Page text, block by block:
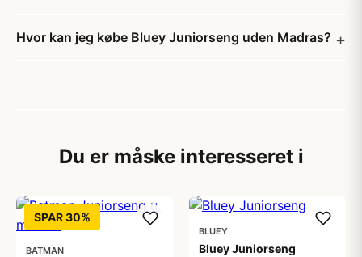
Hvor kan jeg købe Bluey Juniorseng uden Madras?
Du er måske interesseret i
SPAR 30%
BATMAN
BLUEY
Bluey Juniorseng